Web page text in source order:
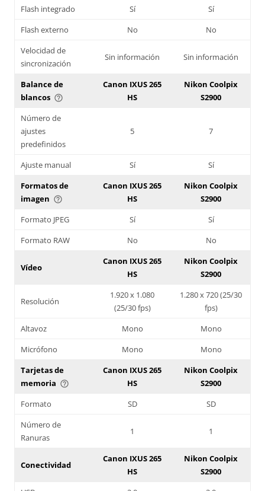
Flash integrado
Sí
Sí
Flash externo
No
No
Velocidad de
sincronización
Sin información Sin información
Balance de
blancos help_outline
Canon IXUS 265
HS
Nikon Coolpix
S2900
Número de
ajustes
predefinidos
5 7
Ajuste manual Sí
Sí
Formatos de
imagen help_outline
Canon IXUS 265
HS
Nikon Coolpix
S2900
Formato JPEG
Sí
Sí
Formato RAW
No No
Vídeo
Canon IXUS 265
HS
Nikon Coolpix
S2900
Resolución
1.920 x 1.080
(25/30 fps)
1.280 x 720 (25/30
fps)
Altavoz
Mono
Mono
Micrófono
Mono
Mono
Tarjetas de
memoria help_outline
Canon IXUS 265
HS
Nikon Coolpix
S2900
Formato
SD
SD
Número de
Ranuras
1 1
Conectividad
Canon IXUS 265
HS
Nikon Coolpix
S2900